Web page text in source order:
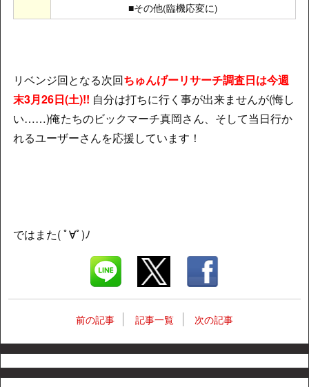
■その他(臨機応変に)
リベンジ回となる次回ちゅんげーリサーチ調査日は今週
末3月26日(土)!! 自分は打ちに行く事が出来ませんが(悔し
い……)俺たちのビックマーチ真岡さん、そして当日行か
れるユーザーさんを応援しています！
ではまた( ﾟ∀ﾟ)ﾉ
前の記事 記事一覧 次の記事